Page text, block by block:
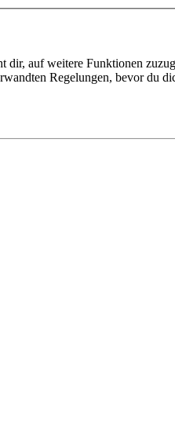
dir, auf weitere Funktionen
Regelungen, bevor du